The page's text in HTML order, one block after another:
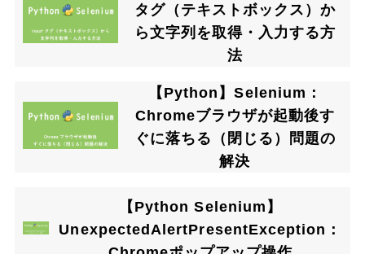
タグ（テキストボックス）か
ら文字列を取得・入力する方
法
【Python】Selenium：
Chromeブラウザが起動後す
ぐに落ちる（閉じる）問題の
解決
【Python Selenium】
UnexpectedAlertPresentException：